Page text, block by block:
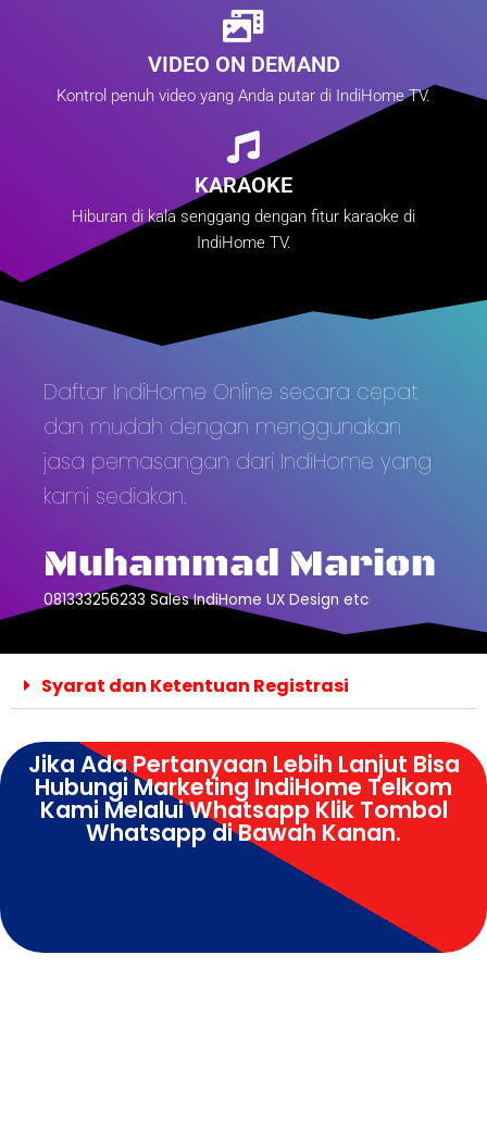
VIDEO ON DEMAND
Kontrol penuh video yang Anda putar di IndiHome TV.
KARAOKE
Hiburan di kala senggang dengan fitur karaoke di
IndiHome TV.
Daftar IndiHome Online secara cepat
dan mudah dengan menggunakan
jasa pemasangan dari IndiHome yang
kami sediakan.
Muhammad Marion
081333256233 Sales IndiHome UX Design etc
Syarat dan Ketentuan Registrasi
Jika Ada Pertanyaan Lebih Lanjut Bisa
Hubungi Marketing IndiHome Telkom
Kami Melalui Whatsapp Klik Tombol
Whatsapp di Bawah Kanan.